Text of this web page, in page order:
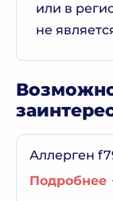
или в
не
Аллерген
Подробнее